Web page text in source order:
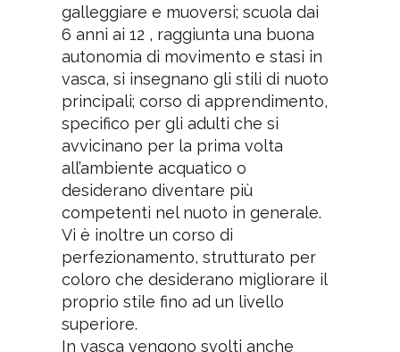
galleggiare e muoversi; scuola dai
6 anni ai 12 , raggiunta una buona
autonomia di movimento e stasi in
vasca, si insegnano gli stili di nuoto
principali; corso di apprendimento,
specifico per gli adulti che si
avvicinano per la prima volta
all’ambiente acquatico o
desiderano diventare più
competenti nel nuoto in generale.
Vi è inoltre un corso di
perfezionamento, strutturato per
coloro che desiderano migliorare il
proprio stile fino ad un livello
superiore.
In vasca vengono svolti anche